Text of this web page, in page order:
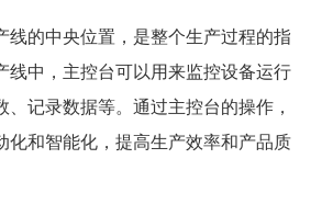
线的中央位置，是整个生产过程的指
线中，主控台可以用来监控设备运行
记录数据等。通过主控台的操作，
化和智能化，提高生产效率和产品质